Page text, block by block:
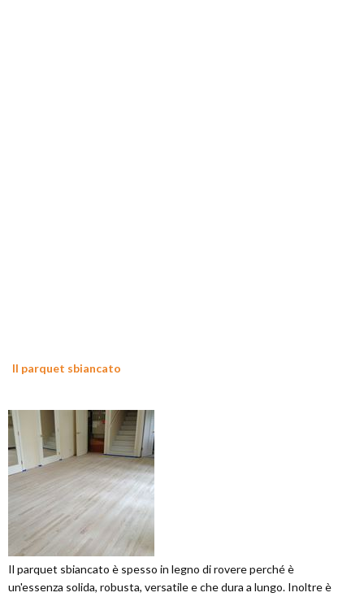
Il parquet sbiancato
Il parquet sbiancato è spesso in legno di rovere perché è
un'essenza solida, robusta, versatile e che dura a lungo. Inoltre è